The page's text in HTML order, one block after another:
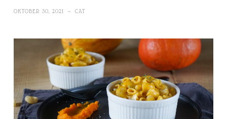
OKTOBER 30, 2021 ~ CAT